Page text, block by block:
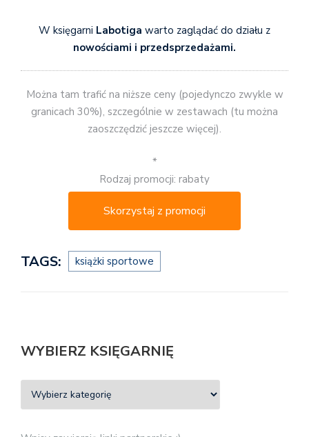
W księgarni Labotiga warto zaglądać do działu z
nowościami i przedsprzedażami.
Można tam trafić na niższe ceny (pojedynczo zwykle w
granicach 30%), szczególnie w zestawach (tu można
zaoszczędzić jeszcze więcej).
*
Rodzaj promocji: rabaty
Skorzystaj z promocji
TAGS: książki sportowe
WYBIERZ KSIĘGARNIĘ